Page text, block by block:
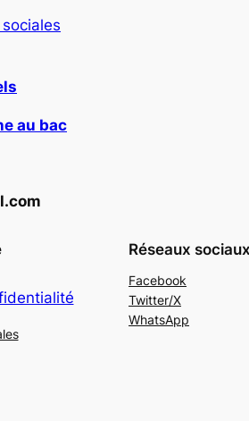
au bac
Réseaux sociaux
Facebook
Twitter/X
WhatsApp